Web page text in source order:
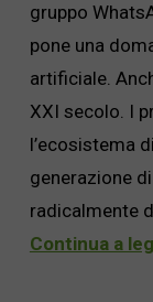
gruppo
pone una
artificiale.
XXI secolo. I
l’ecosistema
generazione
radicalmente
Continua a